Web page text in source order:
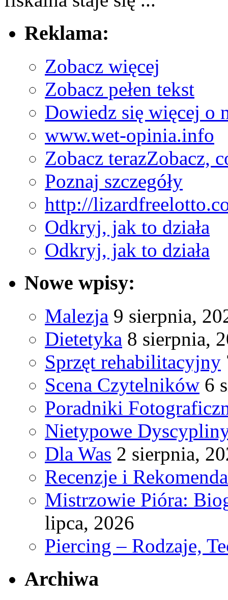
Reklama:
Zobacz więcej
Zobacz pełen tekst
Dowiedz się więcej o
www.wet-opinia.info
Zobacz terazZobacz,
Poznaj szczegóły
http://
Odkryj, jak to działa
Odkryj, jak to działa
Nowe wpisy:
Malezja 9 sierpnia,
Dietetyka 8 sierpnia,
Sprzęt rehabilitacyjny
Scena Czytelników 6
Poradniki
Nietypowe
Dla Was 2 sierpnia,
Recenzje i
Mistrzowie Pióra:
lipca, 2026
Piercing – Rodzaje,
Archiwa